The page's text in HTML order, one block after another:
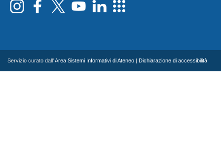
Servizio curato dall'Area Sistemi Informativi di Ateneo Dichiarazione di accessibilità